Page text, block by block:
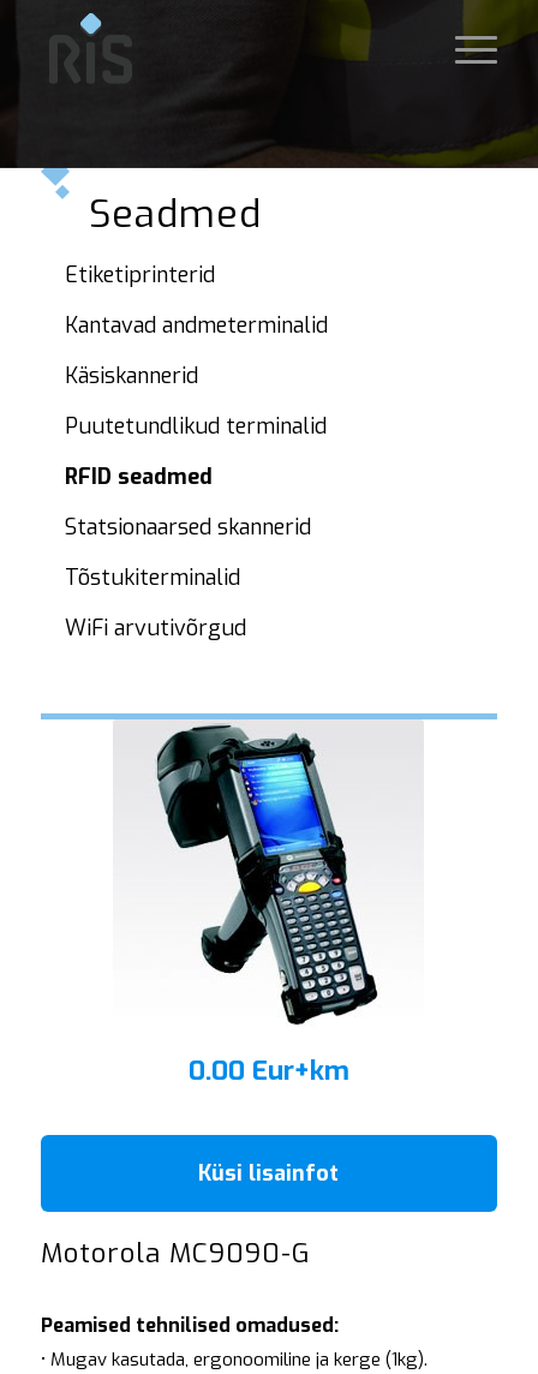
Seadmed
Etiketiprinterid
Kantavad andmeterminalid
Käsiskannerid
Puutetundlikud terminalid
RFID seadmed
Statsionaarsed skannerid
Tõstukiterminalid
WiFi arvutivõrgud
0.00 Eur+km
Küsi lisainfot
Motorola MC9090-G
Peamised tehnilised omadused:
• Mugav kasutada, ergonoomiline ja kerge (1kg).